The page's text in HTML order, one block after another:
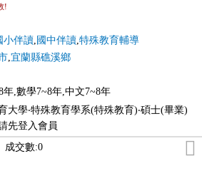
!
小伴讀, 國中伴讀,特殊教育輔導
,宜蘭縣礁溪鄉
年,數學7~8年,中文7~8年
大學‧特殊教育學系(特殊教育)‧碩士(畢業)
先登入會員
成交數:0